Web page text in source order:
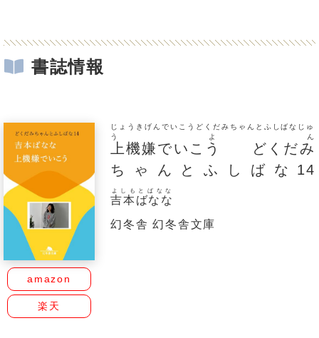
書誌情報
amazon
楽天
上機嫌でいこう どくだみ
ちゃんとふしばな14
じょうきげんでいこうどくだみちゃんとふしばなじゅ
うよん
吉本ばなな
よしもとばなな
幻冬舎 幻冬舎文庫